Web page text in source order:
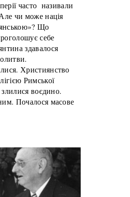
часто називали
чи може нація
Що
себе
здавалося
Християнство
Римської
злилися воєдино.
Почалося масове